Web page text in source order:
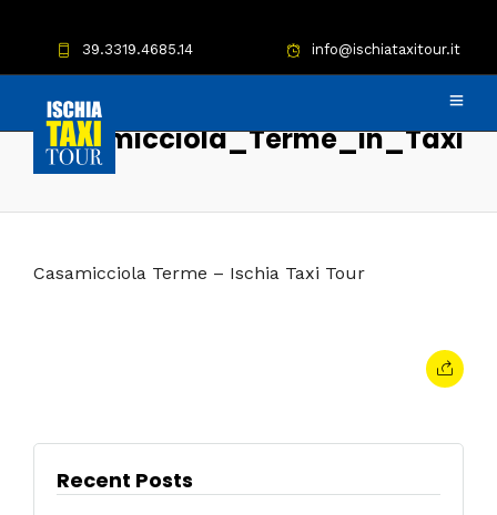
39.3319.4685.14 info@ischiataxitour.it
Casamicciola_Terme_in_Taxi
Casamicciola Terme – Ischia Taxi Tour
Recent Posts